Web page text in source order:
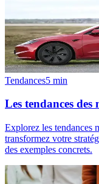
Tendances5 min
Les tendances
Explorez les tendances
transformez votre
des exemples concrets.